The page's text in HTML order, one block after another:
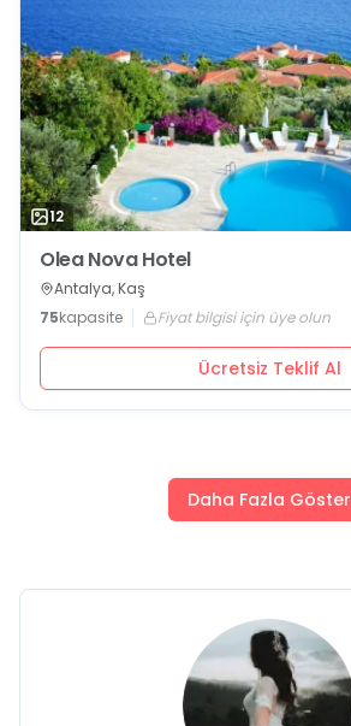
12
Olea Nova Hotel
Antalya, Kaş
75kapasite Fiyat bilgisi için üye olun
Ücretsiz Teklif Al
Daha Fazla Göster